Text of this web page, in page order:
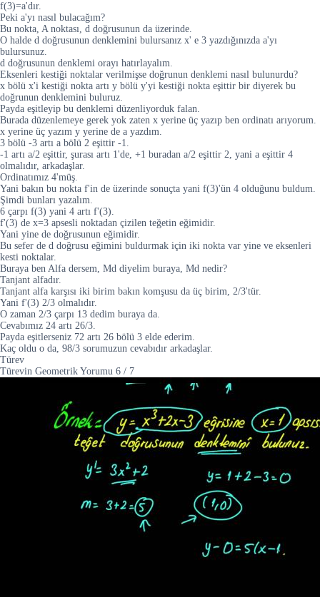
f(3)=a'dır.
Peki a'yı nasıl bulacağım?
Bu nokta, A noktası, d doğrusunun da üzerinde.
O halde d doğrusunun denklemini bulursanız x' e 3 yazdığınızda a'yı
bulursunuz.
d doğrusunun denklemi orayı hatırlayalım.
Eksenleri kestiği noktalar verilmişse doğrunun denklemi nasıl bulunurdu?
x bölü x'i kestiği nokta artı y bölü y'yi kestiği nokta eşittir bir diyerek bu
doğrunun denklemini buluruz.
Payda eşitleyip bu denklemi düzenliyorduk falan.
Burada düzenlemeye gerek yok zaten x yerine üç yazıp ben ordinatı arıyorum.
x yerine üç yazım y yerine de a yazdım.
3 bölü -3 artı a bölü 2 eşittir -1.
-1 artı a/2 eşittir, şurası artı 1'de, +1 buradan a/2 eşittir 2, yani a eşittir 4
olmalıdır, arkadaşlar.
Ordinatımız 4'müş.
Yani bakın bu nokta f'in de üzerinde sonuçta yani f(3)'ün 4 olduğunu buldum.
Şimdi bunları yazalım.
6 çarpı f(3) yani 4 artı f'(3).
f'(3) de x=3 apsesli noktadan çizilen teğetin eğimidir.
Yani yine de doğrusunun eğimidir.
Bu sefer de d doğrusu eğimini buldurmak için iki nokta var yine ve eksenleri
kesti noktalar.
Buraya ben Alfa dersem, Md diyelim buraya, Md nedir?
Tanjant alfadır.
Tanjant alfa karşısı iki birim bakın komşusu da üç birim, 2/3'tür.
Yani f'(3) 2/3 olmalıdır.
O zaman 2/3 çarpı 13 dedim buraya da.
Cevabımız 24 artı 26/3.
Payda eşitlerseniz 72 artı 26 bölü 3 elde ederim.
Kaç oldu o da, 98/3 sorumuzun cevabıdır arkadaşlar.
Türev
Türevin Geometrik Yorumu 6 / 7